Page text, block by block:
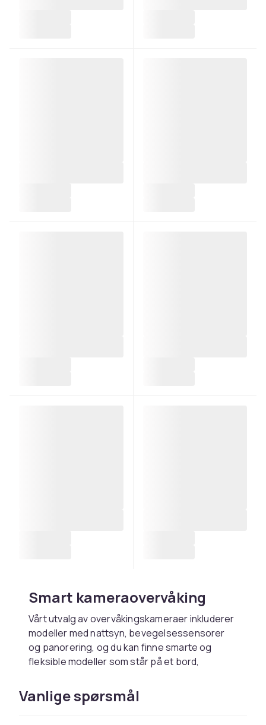
Smart kameraovervåking
Vårt utvalg av overvåkingskameraer inkluderer
modeller med nattsyn, bevegelsessensorer
og panorering, og du kan finne smarte og
fleksible modeller som står på et bord,
Overvåkingskameraet ditt kobles til din iPhone
eller Android-telefon via ditt trådløse
Vanlige spørsmål